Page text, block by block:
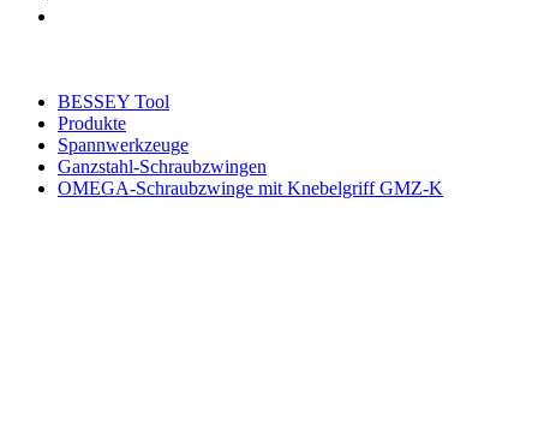
BESSEY Tool
Produkte
Spannwerkzeuge
Ganzstahl-Schraubzwingen
OMEGA-Schraubzwinge mit Knebelgriff GMZ-K